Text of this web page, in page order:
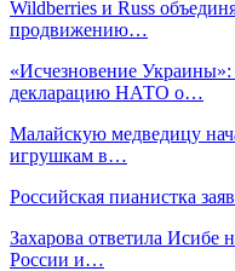
Wildberries и Russ
продвижению…
«Исчезновение Украины»:
декларацию НАТО о…
Малайскую медведицу
игрушкам в…
Российская пианистка
Захарова ответила Исибе
России и…